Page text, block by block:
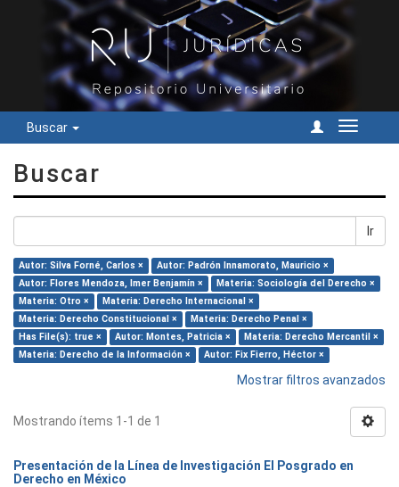
Buscar
Cambiar
Buscar
Ir
Autor: Silva Forné, Carlos ×
Autor: Padrón Innamorato, Mauricio ×
Autor: Flores Mendoza, Imer Benjamín ×
Materia: Sociología del Derecho ×
Materia: Otro ×
Materia: Derecho Internacional ×
Materia: Derecho Constitucional ×
Materia: Derecho Penal ×
Has File(s): true ×
Autor: Montes, Patricia ×
Materia: Derecho Mercantil ×
Materia: Derecho de la Información ×
Autor: Fix Fierro, Héctor ×
Mostrar filtros avanzados
Mostrando ítems 1-1 de 1
Presentación de la Línea de Investigación El Posgrado en
Derecho en México